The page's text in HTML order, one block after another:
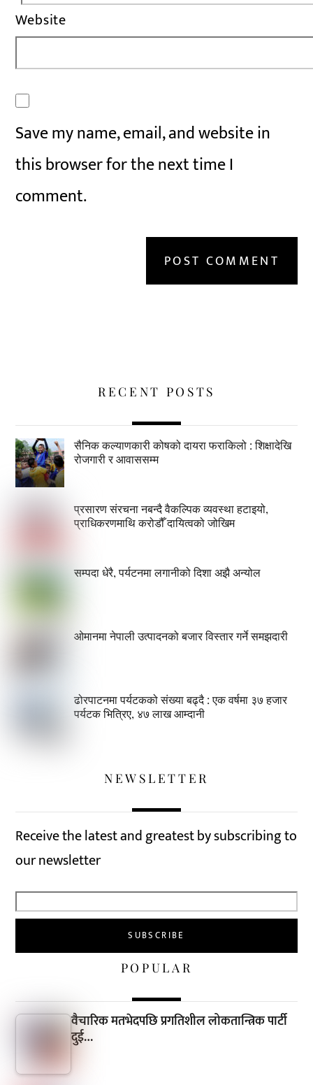
Website
Save my name, email, and website in
this browser for the next time I
comment.
RECENT POSTS
सैनिक कल्याणकारी कोषको दायरा फराकिलो : शिक्षादेखि
रोजगारी र आवाससम्म
प्रसारण संरचना नबन्दै वैकल्पिक व्यवस्था हटाइयो,
प्राधिकरणमाथि करोडौँ दायित्वको जोखिम
सम्पदा धेरै, पर्यटनमा लगानीको दिशा अझै अन्योल
ओमानमा नेपाली उत्पादनको बजार विस्तार गर्ने समझदारी
ढोरपाटनमा पर्यटकको संख्या बढ्दै : एक वर्षमा ३७ हजार
पर्यटक भित्रिए, ४७ लाख आम्दानी
NEWSLETTER
Receive the latest and greatest by subscribing to
our newsletter
POPULAR
वैचारिक मतभेदपछि प्रगतिशील लोकतान्त्रिक पार्टी
दुई…